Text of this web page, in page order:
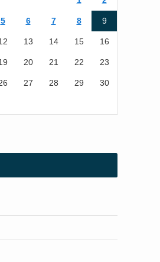
5 6 7 8 9
13 14 15 16
20 21 22 23
27 28 29 30